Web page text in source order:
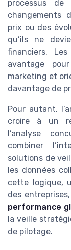
processus
changements
prix ou des
qu’ils ne
financiers.
avantage
marketing et
davantage de
Pour autant,
croire à un
l’analyse
combiner
solutions de
les données
cette logique,
des
performance
la veille
de pilotage.